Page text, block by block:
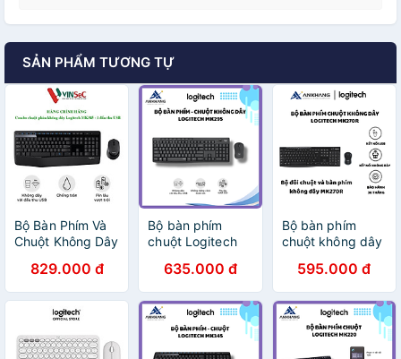
SẢN PHẨM TƯƠNG TỰ
Bộ Bàn Phím Và
Chuột Không Dây
- Hàng chính
hãng
829.000 đ
Bộ bàn phím
chuột Logitech
Dây Silent - Hàng
Chính Hãng
635.000 đ
Bộ bàn phím
chuột không dây
- Hàng Chính
Hãng - Bảo Hành
36 Tháng
595.000 đ